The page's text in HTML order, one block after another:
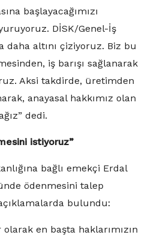
başlayacağımızı
DİSK/Genel-İş
daha altını çiziyoruz. Biz bu
iş barışı sağlanarak
Aksi takdirde, üretimden
anayasal hakkımız olan
dedi.
istiyoruz”
bağlı emekçi Erdal
ödenmesini talep
bulundu:
en başta haklarımızın